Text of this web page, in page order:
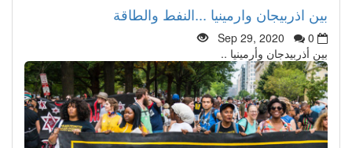
بين اذربيجان وارمينيا ...النفط والطاقة
Sep 29, 2020
0
بين أذربيدجان وأرمينيا ..